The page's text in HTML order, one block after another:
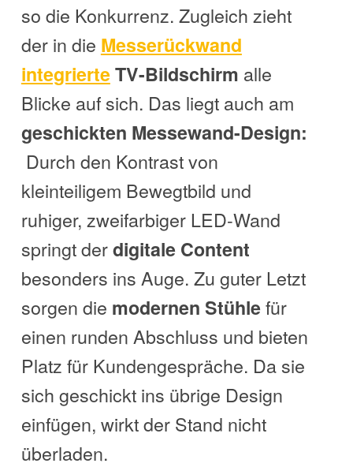
so die Konkurrenz. Zugleich zieht
der in die Messerückwand
integrierteTV-Bildschirm alle
Blicke auf sich. Das liegt auch am
geschickten Messewand-Design:
Durch den Kontrast von
kleinteiligem Bewegtbild und
ruhiger, zweifarbiger LED-Wand
springt derdigitale Content
besonders ins Auge. Zu guter Letzt
sorgen die modernen Stühlefür
einen runden Abschluss und bieten
Platz für Kundengespräche. Da sie
sich geschickt ins übrige Design
einfügen, wirkt der Stand nicht
überladen.